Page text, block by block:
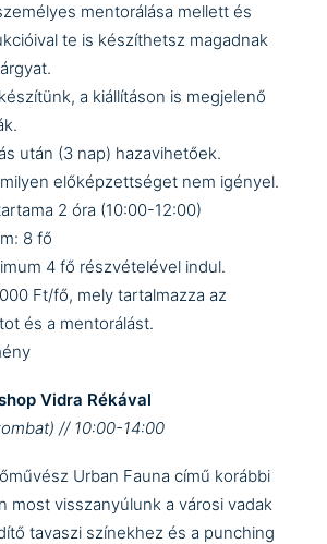
mentorálása mellett és
te is készíthetsz magadnak
a kiállításon is megjelenő
után (3 nap) hazavihetőek.
előképzettséget nem igényel.
2 óra (10:00-12:00)
8 fő
4 fő részvételével indul.
Ft/fő, mely tartalmazza az
és a mentorálást.
Vidra Rékával
// 10:00-14:00
Urban Fauna című korábbi
most visszanyúlunk a városi vadak
tavaszi színekhez és a punching